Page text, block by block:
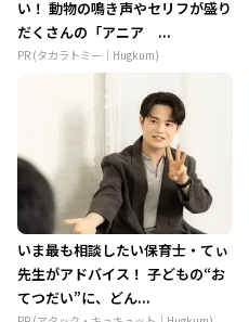
い！ 動物の鳴き声やセリフが盛り
だくさんの「アニア ...
PR (タカラトミー｜Hugkum)
いま最も相談したい保育士・てぃ
先生がアドバイス！ 子どもの“お
てつだい”に、どん...